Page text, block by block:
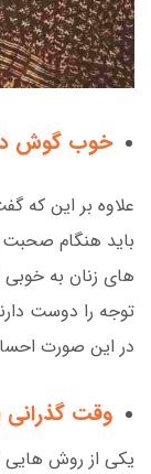
خوب گوش
علاوه بر این که
باید هنگام صحبت
های زنان به
توجه را دوست
در این صورت
وقت گذرانی
یکی از روش هایی